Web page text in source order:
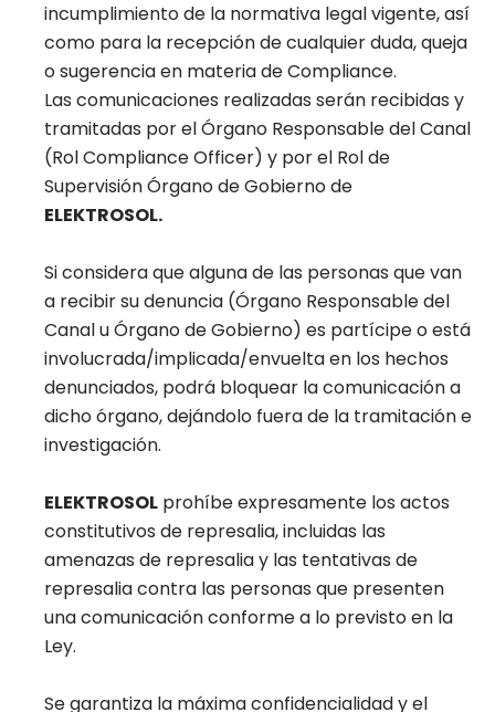
incumplimiento de la normativa legal vigente, así
como para la recepción de cualquier duda, queja
o sugerencia en materia de Compliance.
Las comunicaciones realizadas serán recibidas y
tramitadas por el Órgano Responsable del Canal
(Rol Compliance Officer) y por el Rol de
Supervisión Órgano de Gobierno de
ELEKTROSOL.
Si considera que alguna de las personas que van
a recibir su denuncia (Órgano Responsable del
Canal u Órgano de Gobierno) es partícipe o está
involucrada/implicada/envuelta en los hechos
denunciados, podrá bloquear la comunicación a
dicho órgano, dejándolo fuera de la tramitación e
investigación.
ELEKTROSOL prohíbe expresamente los actos
constitutivos de represalia, incluidas las
amenazas de represalia y las tentativas de
represalia contra las personas que presenten
una comunicación conforme a lo previsto en la
Ley.
Se garantiza la máxima confidencialidad y el